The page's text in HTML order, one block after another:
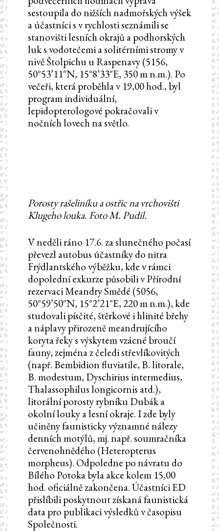
sestoupila do nižších nadmořských výšek
a účastníci s v rychlosti seznámili se
stanovišti lesních okrajů a podhorských
luk s vodotečemi a solitérními stromy v
nivě Štolpichu u Raspenavy (5156,
50°53’11″N, 15°8’33″E, 350 m n.m.). Po
večeři, která proběhla v 19,00 hod., byl
program individuální,
lepidopterologové pokračovali v
nočních lovech na světlo.
Porosty rašeliníku a ostřic na vrchovišti
Klugeho louka. Foto M. Pudil.
V neděli ráno 17.6. za slunečného počasí
převezl autobus účastníky do nitra
Frýdlantského výběžku, kde v rámci
dopolední exkurze působili v Přírodní
rezervaci Meandry Smědé (5056,
50°59’50″N, 15°2’21″E, 220 m n.m.), kde
studovali písčité, štěrkové i hlinité břehy
a náplavy přirozeně meandrujícího
koryta řeky s výskytem vzácné broučí
fauny, zejména z čeledi střevlíkovitých
(např. Bembidion fluviatile, B. litorale,
B. modestum, Dyschirius intermedius,
Thalassophilus longicornis atd.),
litorální porosty rybníku Dubák a
okolní louky a lesní okraje. I zde byly
učiněny faunisticky významné nálezy
denních motýlů, mj. např. soumračníka
červenohnědého (Heteropterus
morpheus). Odpoledne po návratu do
Bílého Potoka byla akce kolem 15,00
hod. oficiálně zakončena. Účastníci ED
přislíbili poskytnout získaná faunistická
data pro publikaci výsledků v časopisu
Společnosti.